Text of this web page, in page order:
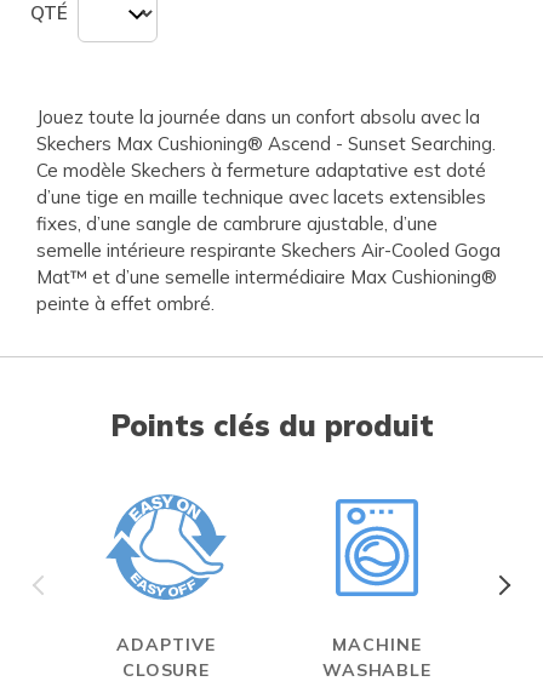
QTÉ
Jouez toute la journée dans un confort absolu avec la
Skechers Max Cushioning® Ascend - Sunset Searching.
Ce modèle Skechers à fermeture adaptative est doté
d’une tige en maille technique avec lacets extensibles
fixes, d’une sangle de cambrure ajustable, d’une
semelle intérieure respirante Skechers Air-Cooled Goga
Mat™ et d’une semelle intermédiaire Max Cushioning®
peinte à effet ombré.
Points clés du produit
ADAPTIVE
CLOSURE
MACHINE
WASHABLE